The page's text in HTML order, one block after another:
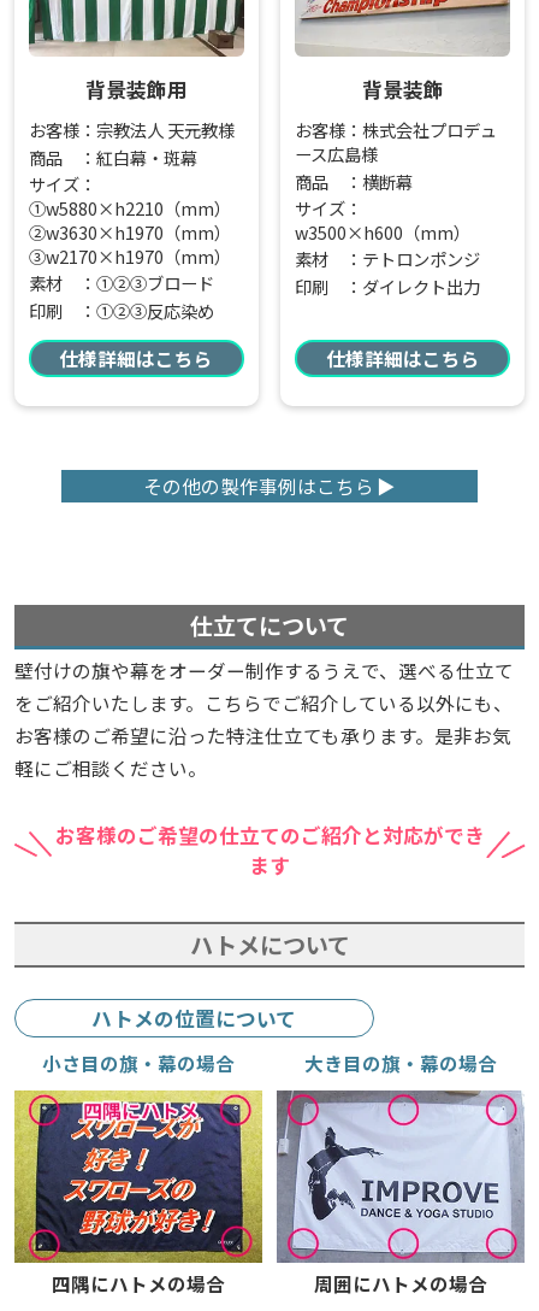
背景装飾用
お客様：宗教法人 天元教様
商品 ：紅白幕・斑幕
サイズ：
①w5880×h2210（mm）
②w3630×h1970（mm）
③w2170×h1970（mm）
素材 ：①②③ブロード
印刷 ：①②③反応染め
仕様詳細はこちら
背景装飾
お客様：株式会社プロデュ
ース広島様
商品 ：横断幕
サイズ：
w3500×h600（mm）
素材 ：テトロンポンジ
印刷 ：ダイレクト出力
仕様詳細はこちら
その他の製作事例はこちら
仕立てについて
壁付けの旗や幕をオーダー制作するうえで、選べる仕立て
をご紹介いたします。こちらでご紹介している以外にも、
お客様のご希望に沿った特注仕立ても承ります。是非お気
軽にご相談ください。
お客様のご希望の仕立てのご紹介と対応ができ
ます
ハトメについて
ハトメの位置について
小さ目の旗・幕の場合
四隅にハトメの場合
大き目の旗・幕の場合
周囲にハトメの場合